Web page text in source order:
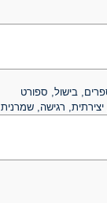
בישול, ספורט
רגישה, שמרנית